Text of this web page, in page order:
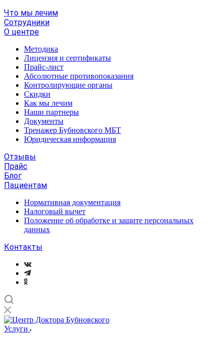
Что мы лечим
Сотрудники
О центре
Методика
Лицензия и сертификаты
Прайс-лист
Абсолютные противопоказания
Контролирующие органы
Скидки
Как мы лечим
Наши партнеры
Документы
Тренажер Бубновского МБТ
Юридическая информация
Отзывы
Прайс
Блог
Пациентам
Нормативная документация
Налоговый вычет
Положение об обработке и защите персональных
данных
Контакты
Услуги